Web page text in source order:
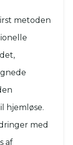
metoden
hjemløse.
med
af